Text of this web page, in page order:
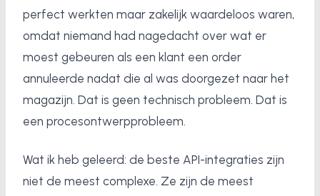
perfect werkten maar zakelijk waardeloos waren,
omdat niemand had nagedacht over wat er
moest gebeuren als een klant een order
annuleerde nadat die al was doorgezet naar het
magazijn. Dat is geen technisch probleem. Dat is
een procesontwerpprobleem.
Wat ik heb geleerd: de beste API-integraties zijn
niet de meest complexe. Ze zijn de meest